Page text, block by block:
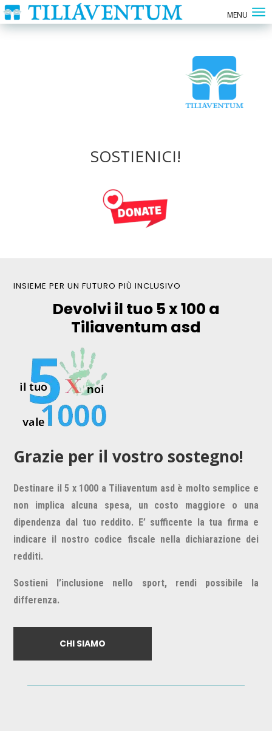
SOSTIENICI!
INSIEME PER UN FUTURO PIÙ INCLUSIVO
Devolvi il tuo 5 x 100 a
Tiliaventum asd
Grazie per il vostro sostegno!
Destinare il 5 x 1000 a Tiliaventum asd è molto semplice e
non implica alcuna spesa, un costo maggiore o una
dipendenza dal tuo reddito. E’ sufficente la tua firma e
indicare il nostro codice fiscale nella dichiarazione dei
redditi.
Sostieni l’inclusione nello sport, rendi possibile la
differenza.
CHI SIAMO